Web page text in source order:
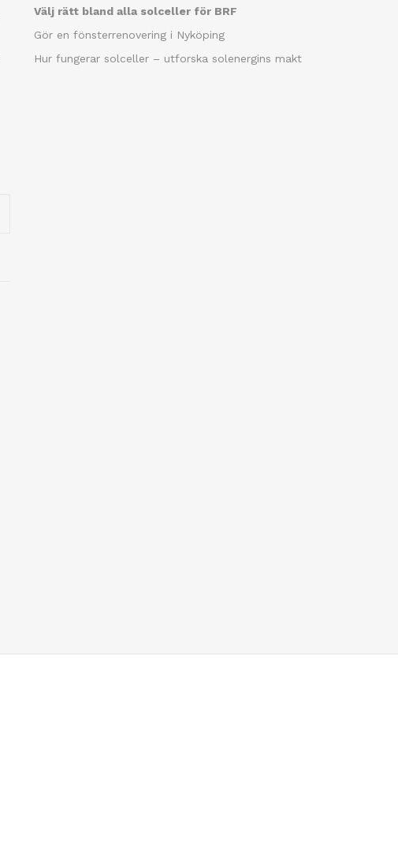
Välj rätt bland alla solceller för BRF
Gör en fönsterrenovering i Nyköping
Hur fungerar solceller – utforska solenergins makt